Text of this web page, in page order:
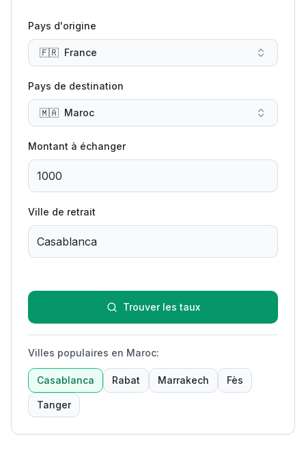
Pays d'origine
🇫🇷 France
Pays de destination
🇲🇦 Maroc
Montant à échanger
Ville de retrait
Trouver les taux
Villes populaires en Maroc:
Casablanca Rabat Marrakech Fès
Tanger